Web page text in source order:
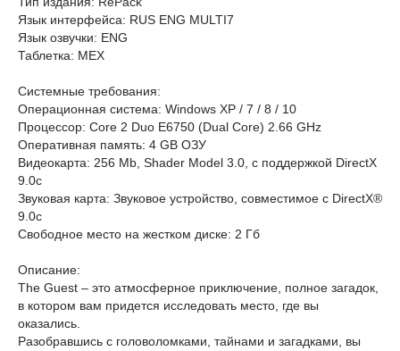
Язык интерфейса: RUS ENG MULTI7
Язык озвучки: ENG
Таблетка: MEX
Системные требования:
Операционная система: Windows XP / 7 / 8 / 10
Процессор: Core 2 Duo E6750 (Dual Core) 2.66 GHz
Оперативная память: 4 GB ОЗУ
Видеокарта: 256 Mb, Shader Model 3.0, c поддержкой DirectX
9.0c
Звуковая карта: Звуковое устройство, совместимое с DirectX®
9.0с
Свободное место на жестком диске: 2 Гб
Описание:
The Guest – это атмосферное приключение, полное загадок,
в котором вам придется исследовать место, где вы
оказались.
Разобравшись с головоломками, тайнами и загадками, вы